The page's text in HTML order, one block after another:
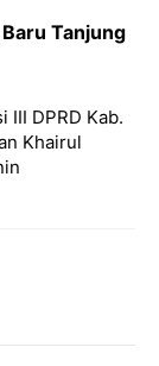
Baru Tanjung
III DPRD Kab.
Khairul